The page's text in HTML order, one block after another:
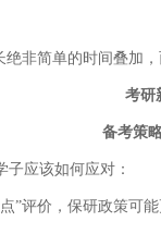
绝非简单的时间叠加
考研
备考策
应该如何应对：
”评价，保研政策可